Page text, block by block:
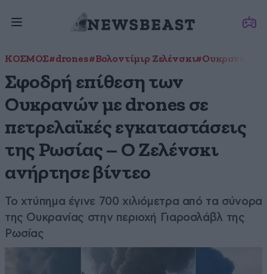
ΚΟΣΜΟΣ#drones#Βολοντίμιρ Ζελένσκι#Ουκρανία
Σφοδρή επίθεση των
Ουκρανών με drones σε
πετρελαϊκές εγκαταστάσεις
της Ρωσίας – Ο Ζελένσκι
ανήρτησε βίντεο
Το χτύπημα έγινε 700 χιλιόμετρα από τα σύνορα
της Ουκρανίας στην περιοχή Γιαροσλάβλ της
Ρωσίας